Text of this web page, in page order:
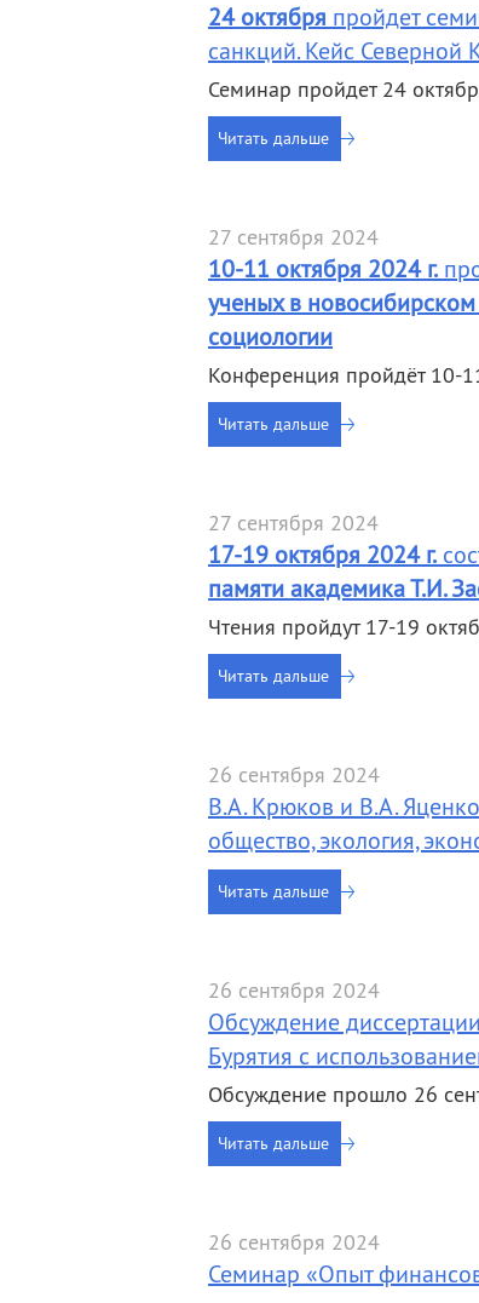
24 октября пройдет
санкций. Кейс Северной
Семинар пройдет 24
Читать дальше
27 сентября 2024
10-11 октября 2024 г.
ученых в
социологии
Конференция пройдёт 10-
Читать дальше
27 сентября 2024
17-19 октября 2024 г.
памяти академика Т.И.
Чтения пройдут 17-19
Читать дальше
26 сентября 2024
В.А. Крюков и В.А.
общество, экология,
Читать дальше
26 сентября 2024
Обсуждение
Бурятия с
Обсуждение прошло 26
Читать дальше
26 сентября 2024
Семинар «Опыт